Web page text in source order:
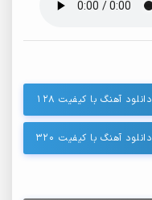
دانلود آهنگ با کیفیت ۱۲۸
دانلود آهنگ با کیفیت ۳۲۰